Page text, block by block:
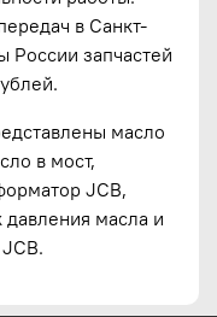
в Санкт-
России запчастей
масло
в мост,
JCB,
масла и